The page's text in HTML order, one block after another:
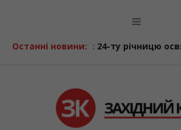
Останні новини:
24-ту річницю освячення